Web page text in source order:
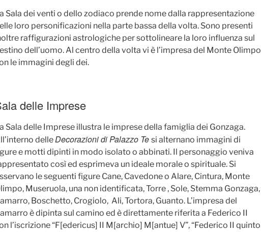
Sala dei venti o dello zodiaco prende nome dalla rappresentazione
loro personificazioni nella parte bassa della volta. Sono presenti
raffigurazioni astrologiche per sottolineare la loro influenza sul
dell’uomo. Al centro della volta vi è l’impresa del Monte Olimpo
le immagini degli dei.
delle Imprese
Sala delle Imprese illustra le imprese della famiglia dei Gonzaga.
delleDecorazioni di Palazzo Te si alternano immagini di
e motti dipinti in modo isolato o abbinati. Il personaggio veniva
così ed esprimeva un ideale morale o spirituale. Si
le seguenti figure Cane, Cavedone o Alare, Cintura, Monte
Museruola, una non identificata, Torre , Sole, Stemma Gonzaga,
Boschetto, Crogiolo, Ali, Tortora, Guanto. L’impresa del
è dipinta sul camino ed è direttamente riferita a Federico II
l’iscrizione “F[edericus] II M[archio] M[antue] V”, “Federico II quinto